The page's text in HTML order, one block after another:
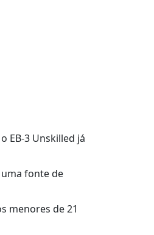
EB-3 Unskilled já
fonte de
menores de 21